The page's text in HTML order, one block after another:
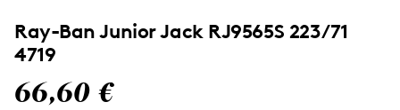
Ray-Ban Junior Jack RJ9565S 223/71
4719
66,60 €